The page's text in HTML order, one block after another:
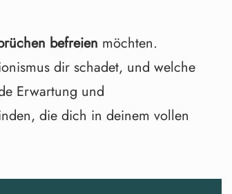
befreien möchten.
dir schadet, und welche
Erwartung und
die dich in deinem vollen